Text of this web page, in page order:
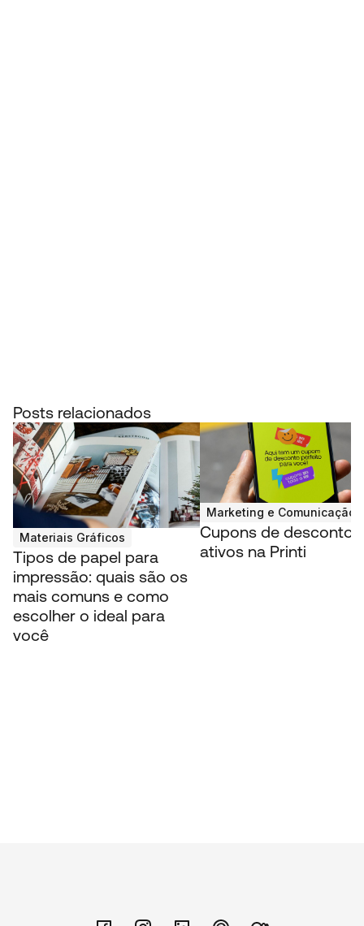
Posts relacionados
Materiais Gráficos
Tipos de papel para
impressão: quais são os
mais comuns e como
escolher o ideal para
você
Marketing e Comunicação
Cupons de desconto
ativos na Printi